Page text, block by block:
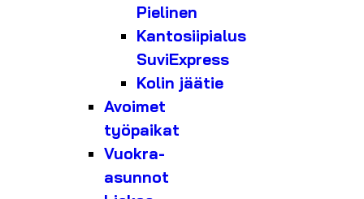
Pielinen
Kantosiipialus
SuviExpress
Kolin jäätie
Avoimet
työpaikat
Vuokra-
asunnot